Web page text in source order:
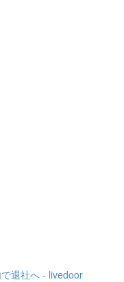
退社へ - livedoor